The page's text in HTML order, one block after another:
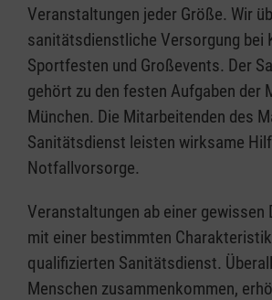
Veranstaltungen jeder Größe. Wir
sanitätsdienstliche Versorgung bei
Sportfesten und Großevents. Der
gehört zu den festen Aufgaben der
München. Die Mitarbeitenden des
Sanitätsdienst leisten wirksame
Notfallvorsorge.
Veranstaltungen ab einer gewissen
mit einer bestimmten
qualifizierten Sanitätsdienst.
Menschen zusammenkommen,